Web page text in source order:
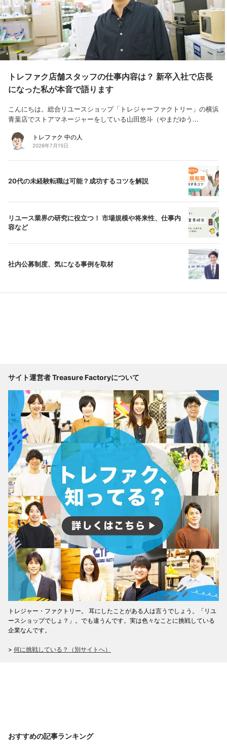
トレファク店舗スタッフの仕事内容は？ 新卒入社で店長
になった私が本音で語ります
こんにちは。総合リユースショップ「トレジャーファクトリー」の横浜
青葉店でストアマネージャーをしている山田悠斗（やまだゆう...
トレファク 中の人
2026年7月15日
20代の未経験転職は可能？成功するコツを解説
リユース業界の研究に役立つ！ 市場規模や将来性、仕事内
容など
社内公募制度、気になる事例を取材
サイト運営者 Treasure Factoryについて
トレジャー・ファクトリー。 耳にしたことがある人は言うでしょう。「リユ
ースショップでしょ？」。でも違うんです。実は色々なことに挑戦している
企業なんです。
> 何に挑戦している？（別サイトへ）
おすすめの記事ランキング